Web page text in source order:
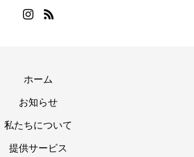
ホーム
お知らせ
私たちについて
提供サービス